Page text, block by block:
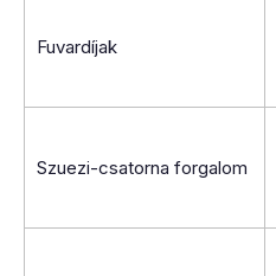
Fuvardíjak
Szuezi-csatorna forgalom